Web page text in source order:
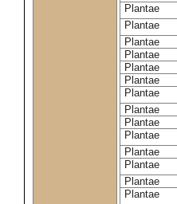
Plantae
Plantae
Plantae
Plantae
Plantae
Plantae
Plantae
Plantae
Plantae
Plantae
Plantae
Plantae
Plantae
Plantae